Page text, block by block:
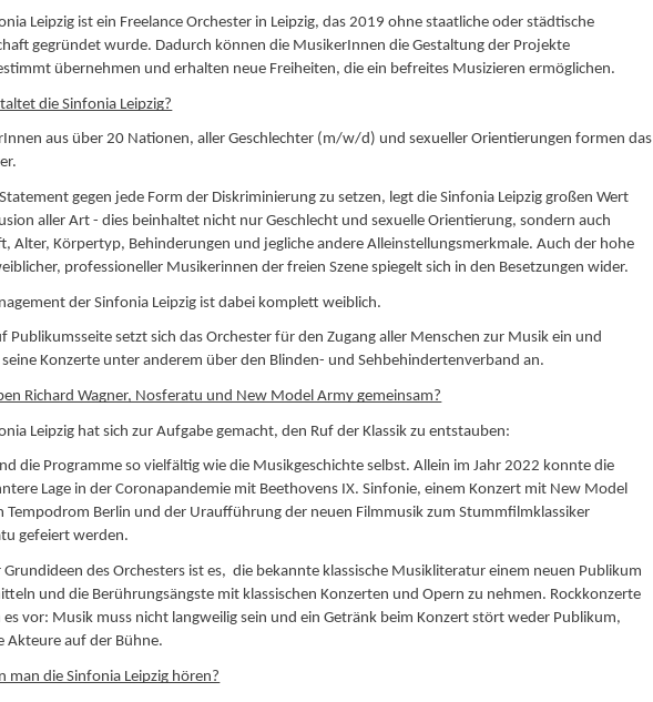
Leipzig ist ein Freelance Orchester in Leipzig, das 2019 ohne staatliche oder städtische
gegründet wurde. Dadurch können die MusikerInnen die Gestaltung der Projekte
übernehmen und erhalten neue Freiheiten, die ein befreites Musizieren ermöglichen.
die Sinfonia Leipzig?
aus über 20 Nationen, aller Geschlechter (m/w/d) und sexueller Orientierungen formen das
gegen jede Form der Diskriminierung zu setzen, legt die Sinfonia Leipzig großen Wert
aller Art - dies beinhaltet nicht nur Geschlecht und sexuelle Orientierung, sondern auch
Alter, Körpertyp, Behinderungen und jegliche andere Alleinstellungsmerkmale. Auch der hohe
professioneller Musikerinnen der freien Szene spiegelt sich in den Besetzungen wider.
der Sinfonia Leipzig ist dabei komplett weiblich.
Publikumsseite setzt sich das Orchester für den Zugang aller Menschen zur Musik ein und
Konzerte unter anderem über den Blinden- und Sehbehindertenverband an.
Richard Wagner, Nosferatu und New Model Army gemeinsam?
Leipzig hat sich zur Aufgabe gemacht, den Ruf der Klassik zu entstauben:
die Programme so vielfältig wie die Musikgeschichte selbst. Allein im Jahr 2022 konnte die
Lage in der Coronapandemie mit Beethovens IX. Sinfonie, einem Konzert mit New Model
Tempodrom Berlin und der Uraufführung der neuen Filmmusik zum Stummfilmklassiker
gefeiert werden.
Grundideen des Orchesters ist es, die bekannte klassische Musikliteratur einem neuen Publikum
und die Berührungsängste mit klassischen Konzerten und Opern zu nehmen. Rockkonzerte
es vor: Musik muss nicht langweilig sein und ein Getränk beim Konzert stört weder Publikum,
Akteure auf der Bühne.
man die Sinfonia Leipzig hören?